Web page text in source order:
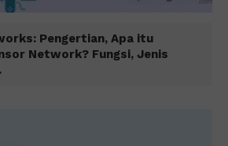
Pengertian, Apa itu
Network? Fungsi, Jenis